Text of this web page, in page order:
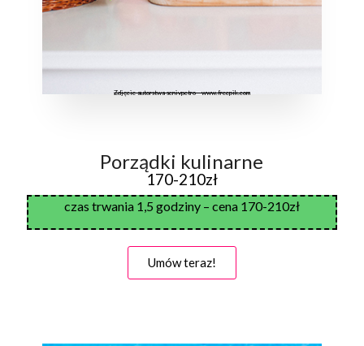
Zdjęcie autorstwa senivpetro - www.freepik.com
Porządki kulinarne
170-210zł
czas trwania 1,5 godziny – cena 170-210zł
Umów teraz!